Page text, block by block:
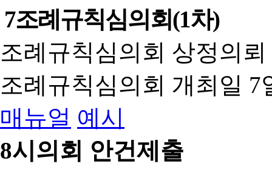
7조례규칙심의회(1차)
조례규칙심의회 상정의
조례규칙심의회 개최일 7
매뉴얼 예시
8시의회 안건제출